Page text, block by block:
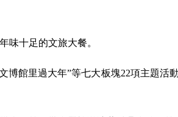
味十足的文旅大餐。
博館里過大年”等七大板塊22項主題活